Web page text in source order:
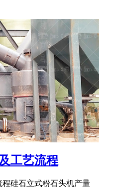
工艺流程
硅石立式粉石头机产量